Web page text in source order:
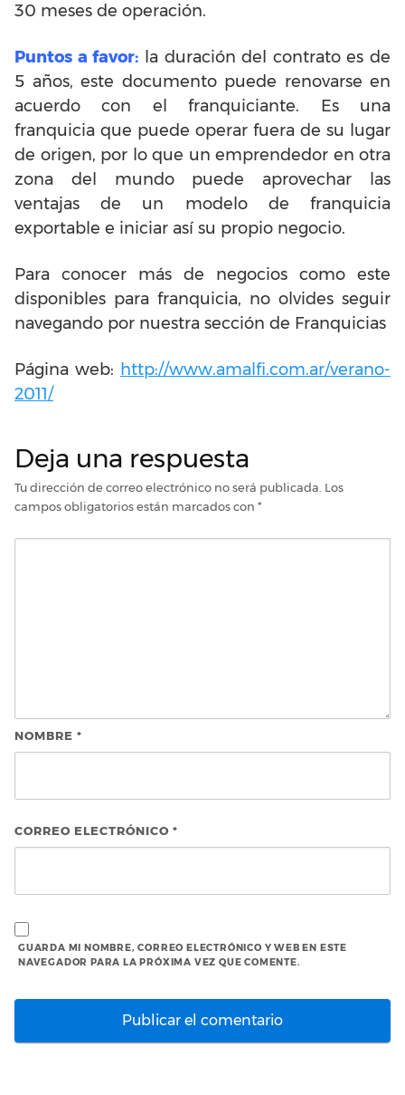
30 meses de operación.
Puntos a favor: la duración del contrato es de
5 años, este documento puede renovarse en
acuerdo con el franquiciante. Es una
franquicia que puede operar fuera de su lugar
de origen, por lo que un emprendedor en otra
zona del mundo puede aprovechar las
ventajas de un modelo de franquicia
exportable e iniciar así su propio negocio.
Para conocer más de negocios como este
disponibles para franquicia, no olvides seguir
navegando por nuestra sección de Franquicias
Página web: http://www.amalfi.com.ar/verano-
2011/
Deja una respuesta
Tu dirección de correo electrónico no será publicada. Los
campos obligatorios están marcados con *
NOMBRE *
CORREO ELECTRÓNICO *
GUARDA MI NOMBRE, CORREO ELECTRÓNICO Y WEB EN ESTE
NAVEGADOR PARA LA PRÓXIMA VEZ QUE COMENTE.